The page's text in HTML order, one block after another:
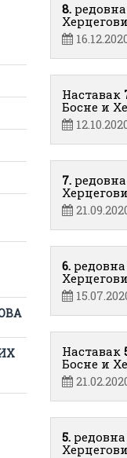
8.
Наставак
Босне и
7.
6.
Наставак
Босне и
5.